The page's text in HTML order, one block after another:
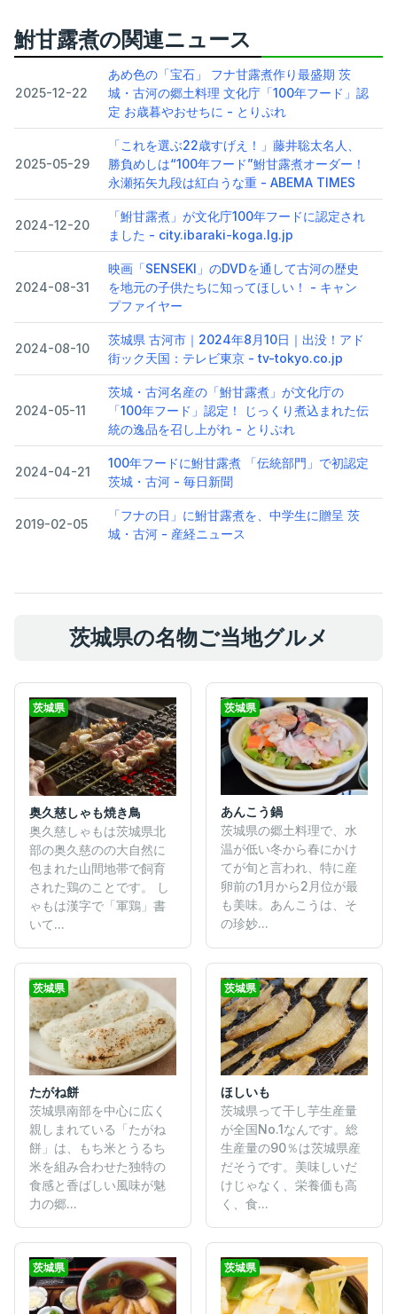
鮒甘露煮の関連ニュース
2025-12-22
あめ色の「宝石」 フナ甘露煮作り最盛期 茨
城・古河の郷土料理 文化庁「100年フード」認
定 お歳暮やおせちに - とりぷれ
2025-05-29
「これを選ぶ22歳すげえ！」藤井聡太名人、
勝負めしは“100年フード”鮒甘露煮オーダー！
永瀬拓矢九段は紅白うな重 - ABEMA TIMES
2024-12-20
「鮒甘露煮」が文化庁100年フードに認定され
ました - city.ibaraki-koga.lg.jp
2024-08-31
映画「SENSEKI」のDVDを通して古河の歴史
を地元の子供たちに知ってほしい！ - キャン
プファイヤー
2024-08-10
茨城県 古河市｜2024年8月10日｜出没！アド
街ック天国：テレビ東京 - tv-tokyo.co.jp
2024-05-11
茨城・古河名産の「鮒甘露煮」が文化庁の
「100年フード」認定！ じっくり煮込まれた伝
統の逸品を召し上がれ - とりぷれ
2024-04-21
100年フードに鮒甘露煮 「伝統部門」で初認定
茨城・古河 - 毎日新聞
2019-02-05
「フナの日」に鮒甘露煮を、中学生に贈呈 茨
城・古河 - 産経ニュース
茨城県の名物ご当地グルメ
茨城県
奥久慈しゃも焼き鳥
奥久慈しゃもは茨城県北
部の奥久慈のの大自然に
包まれた山間地帯で飼育
された鶏のことです。 し
ゃもは漢字で「軍鶏」書
いて...
茨城県
あんこう鍋
茨城県の郷土料理で、水
温が低い冬から春にかけ
てが旬と言われ、特に産
卵前の1月から2月位が最
も美味。あんこうは、そ
の珍妙...
茨城県
たがね餅
茨城県南部を中心に広く
親しまれている「たがね
餅」は、もち米とうるち
米を組み合わせた独特の
食感と香ばしい風味が魅
力の郷...
茨城県
ほしいも
茨城県って干し芋生産量
が全国No.1なんです。総
生産量の90％は茨城県産
だそうです。美味しいだ
けじゃなく、栄養価も高
く、食...
茨城県 茨城県